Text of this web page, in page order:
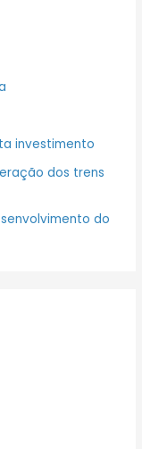
investimento
dos trens
do